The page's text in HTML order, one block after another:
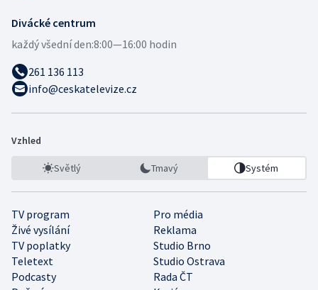
Divácké centrum
každý všední den:8:00—16:00 hodin
261 136 113
info@ceskatelevize.cz
Vzhled
Světlý Tmavý Systém
TV program
Pro média
Živé vysílání
Reklama
TV poplatky
Studio Brno
Teletext
Studio Ostrava
Podcasty
Rada ČT